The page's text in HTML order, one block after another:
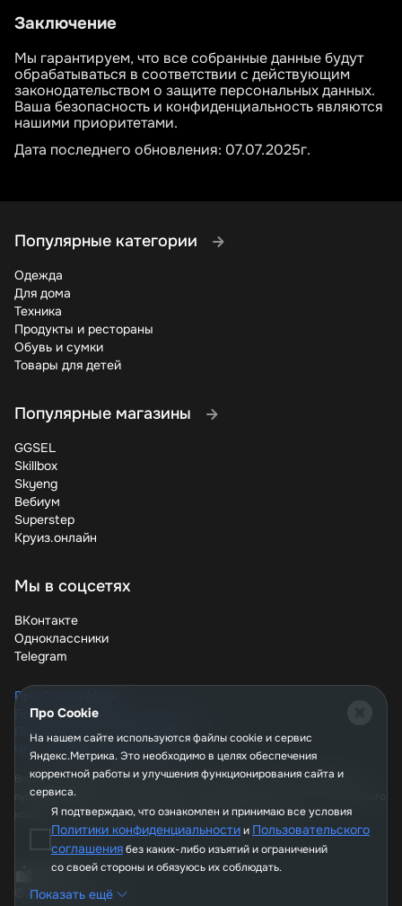
Заключение
Мы гарантируем, что все собранные данные будут
обрабатываться в соответствии с действующим
законодательством о защите персональных данных.
Ваша безопасность и конфиденциальность являются
нашими приоритетами.
Дата последнего обновления: 07.07.2025г.
Популярные категории
Одежда
Для дома
Техника
Продукты и рестораны
Обувь и сумки
Товары для детей
Популярные магазины
GGSEL
Skillbox
Skyeng
Вебиум
Superstep
Круиз.онлайн
Мы в соцсетях
ВКонтакте
Одноклассники
Telegram
Про CouponMagic
Политика конфиденциальности
Пользовательское соглашение
Часто задаваемые вопросы
Вся информация, опубликованная на сайте couponmagic.ru, не является
публичной офертой, определяемой положениями Статьи 437 Гражданского
кодекса РФ, и носит исключительно справочный характер.
© 2026, CouponMagic
Про Cookie
На нашем сайте используются файлы сookie и сервис
Яндекс.Метрика. Это необходимо в целях обеспечения
корректной работы и улучшения функционирования сайта и
сервиса.
Я подтверждаю, что ознакомлен и принимаю все условия
Политики конфиденциальностии Пользовательского
соглашениябез каких-либо изъятий и ограничений
со своей стороны и обязуюсь их соблюдать.
Показать ещё